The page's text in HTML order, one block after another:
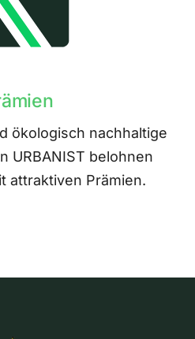
ökologisch nachhaltige
URBANIST belohnen
attraktiven Prämien.